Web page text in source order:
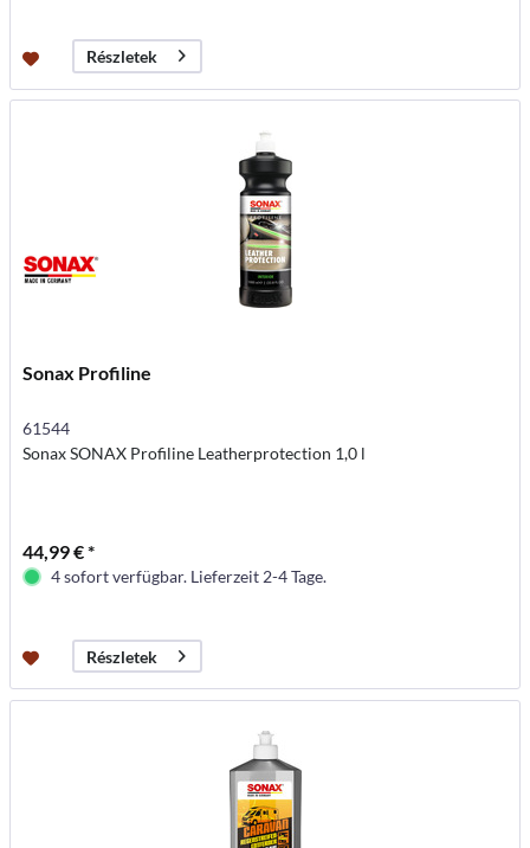
Részletek
Sonax Profiline
61544
Sonax SONAX Profiline Leatherprotection 1,0 l
44,99 € *
4 sofort verfügbar. Lieferzeit 2-4 Tage.
Részletek